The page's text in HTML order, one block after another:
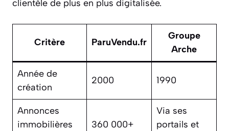
clientèle de plus en plus digitalisée.
Critère ParuVendu.fr
Groupe
Arche
Année de
création
2000 1990
Annonces
immobilières
360 000+
Via ses
portails et